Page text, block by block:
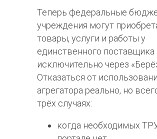
Теперь федеральные
учреждения могут
товары, услуги и работы у
единственного поставщика
исключительно через
Отказаться от
агрегатора реально, но
трёх случаях:
когда необходимых